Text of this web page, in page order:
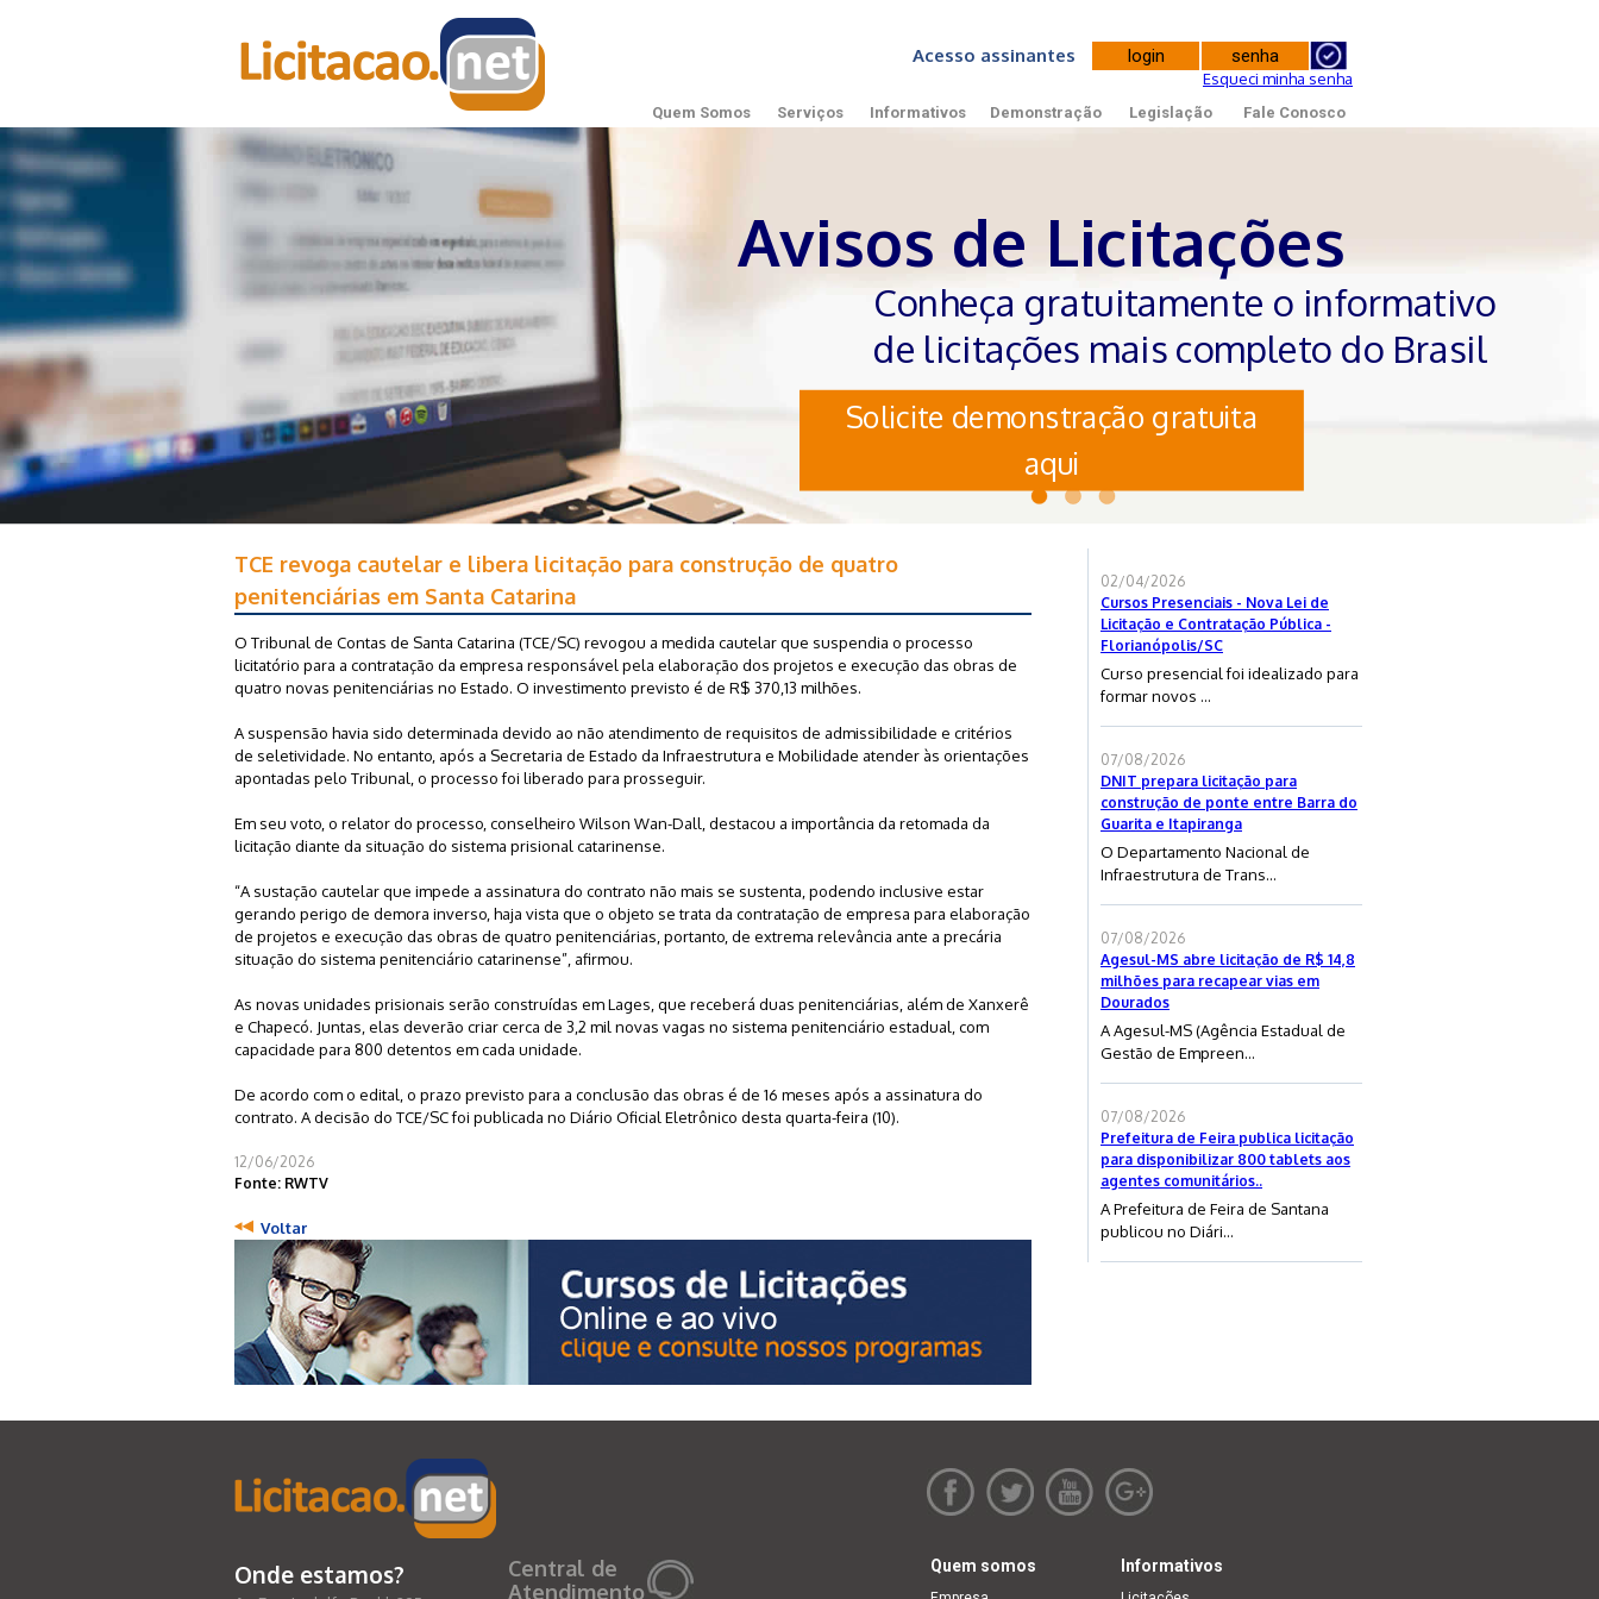
Acesso assinantes
Esqueci minha senha
Quem Somos Serviços Informativos Demonstração Legislação Fale Conosco
Avisos de Licitações
Conheça gratuitamente o informativo
de licitações mais completo do Brasil
Solicite demonstração gratuita
aqui
TCE revoga cautelar e libera licitação para construção de quatro
penitenciárias em Santa Catarina
O Tribunal de Contas de Santa Catarina (TCE/SC) revogou a medida cautelar que suspendia o processo
licitatório para a contratação da empresa responsável pela elaboração dos projetos e execução das obras de
quatro novas penitenciárias no Estado. O investimento previsto é de R$ 370,13 milhões.
A suspensão havia sido determinada devido ao não atendimento de requisitos de admissibilidade e critérios
de seletividade. No entanto, após a Secretaria de Estado da Infraestrutura e Mobilidade atender às orientações
apontadas pelo Tribunal, o processo foi liberado para prosseguir.
Em seu voto, o relator do processo, conselheiro Wilson Wan-Dall, destacou a importância da retomada da
licitação diante da situação do sistema prisional catarinense.
“A sustação cautelar que impede a assinatura do contrato não mais se sustenta, podendo inclusive estar
gerando perigo de demora inverso, haja vista que o objeto se trata da contratação de empresa para elaboração
de projetos e execução das obras de quatro penitenciárias, portanto, de extrema relevância ante a precária
situação do sistema penitenciário catarinense”, afirmou.
As novas unidades prisionais serão construídas em Lages, que receberá duas penitenciárias, além de Xanxerê
e Chapecó. Juntas, elas deverão criar cerca de 3,2 mil novas vagas no sistema penitenciário estadual, com
capacidade para 800 detentos em cada unidade.
De acordo com o edital, o prazo previsto para a conclusão das obras é de 16 meses após a assinatura do
contrato. A decisão do TCE/SC foi publicada no Diário Oficial Eletrônico desta quarta-feira (10).
12/06/2026
Fonte: RWTV
Voltar
02/04/2026
Cursos Presenciais - Nova Lei de
Licitação e Contratação Pública -
Florianópolis/SC
Curso presencial foi idealizado para
formar novos ...
07/08/2026
DNIT prepara licitação para
construção de ponte entre Barra do
Guarita e Itapiranga
O Departamento Nacional de
Infraestrutura de Trans...
07/08/2026
Agesul-MS abre licitação de R$ 14,8
milhões para recapear vias em
Dourados
A Agesul-MS (Agência Estadual de
Gestão de Empreen...
07/08/2026
Prefeitura de Feira publica licitação
para disponibilizar 800 tablets aos
agentes comunitários..
A Prefeitura de Feira de Santana
publicou no Diári...
Onde estamos?
Central de
Atendimento
Quem somos Informativos